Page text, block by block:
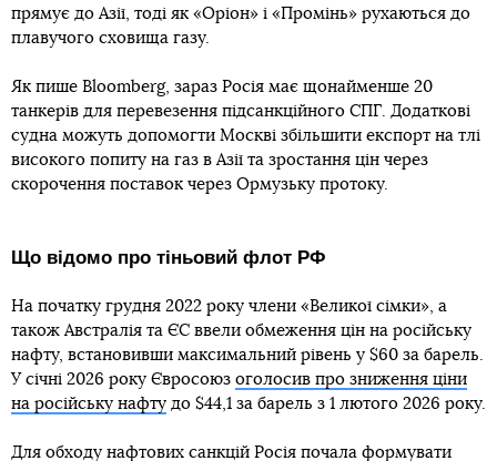
прямує до Азії, тоді як «Оріон» і «Промінь» рухаються до
плавучого сховища газу.
Як пише Bloomberg, зараз Росія має щонайменше 20
танкерів для перевезення підсанкційного СПГ. Додаткові
судна можуть допомогти Москві збільшити експорт на тлі
високого попиту на газ в Азії та зростання цін через
скорочення поставок через Ормузьку протоку.
Що відомо про тіньовий флот РФ
На початку грудня 2022 року члени «Великої сімки», а
також Австралія та ЄС ввели обмеження цін на російську
нафту, встановивши максимальний рівень у $60 за барель.
У січні 2026 року Євросоюз оголосив про зниження ціни
на російську нафту до $44,1 за барель з 1 лютого 2026 року.
Для обходу нафтових санкцій Росія почала формувати